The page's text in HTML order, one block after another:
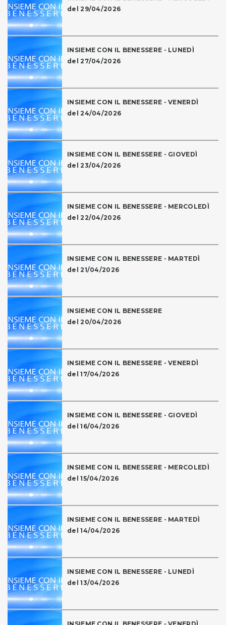
del 29/04/2026
INSIEME CON IL BENESSERE - LUNEDÌ
del 27/04/2026
INSIEME CON IL BENESSERE - VENERDÌ
del 24/04/2026
INSIEME CON IL BENESSERE - GIOVEDÌ
del 23/04/2026
INSIEME CON IL BENESSERE - MERCOLEDÌ
del 22/04/2026
INSIEME CON IL BENESSERE - MARTEDÌ
del 21/04/2026
INSIEME CON IL BENESSERE
del 20/04/2026
INSIEME CON IL BENESSERE - VENERDÌ
del 17/04/2026
INSIEME CON IL BENESSERE - GIOVEDÌ
del 16/04/2026
INSIEME CON IL BENESSERE - MERCOLEDÌ
del 15/04/2026
INSIEME CON IL BENESSERE - MARTEDÌ
del 14/04/2026
INSIEME CON IL BENESSERE - LUNEDÌ
del 13/04/2026